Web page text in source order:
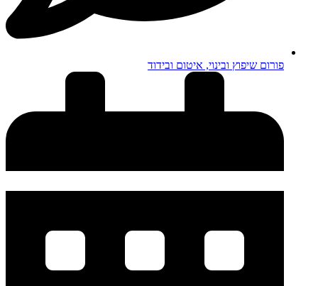
פורום שיפוץ ובינוי, איטום ובידוד